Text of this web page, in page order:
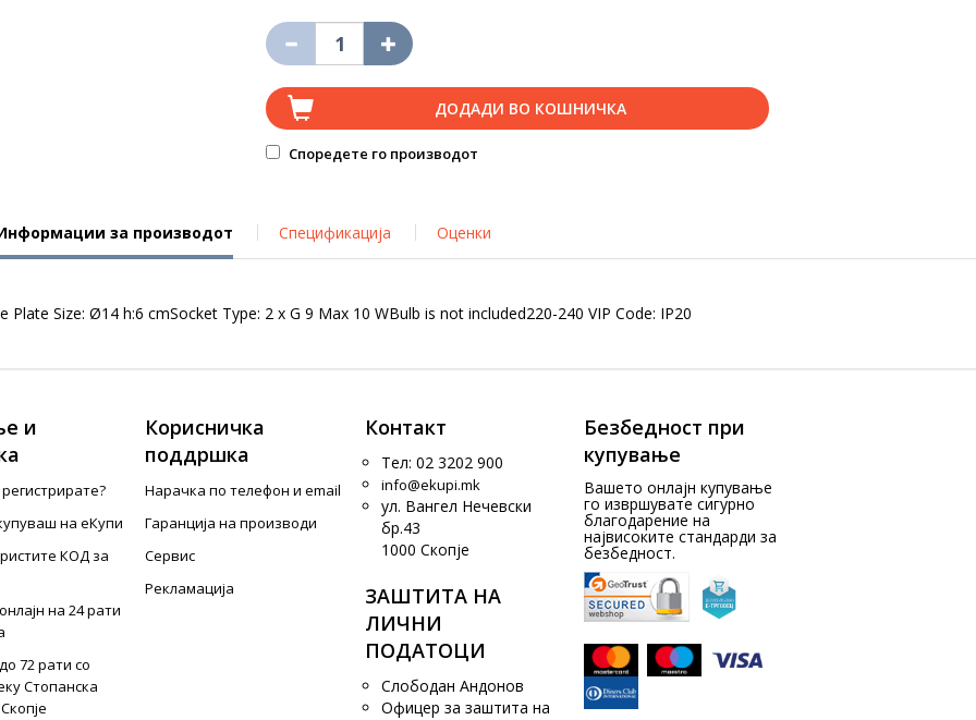
ДОДАДИ ВО КОШНИЧКА
Споредете го производот
за производот Спецификација Оценки
Size: Ø14 h:6 cmSocket Type: 2 x G 9 Max 10 WBulb is not included220-240 VIP Code: IP20
и
на еКупи
КОД за
на 24 рати
72 рати со
Стопанска
Корисничка
поддршка
Нарачка по телефон и еmail
Гаранција на производи
Сервис
Рекламација
Контакт
Тел: 02 3202 900
info@ekupi.mk
ул. Вангел Нечевски
бр.43
1000 Скопје
ЗАШТИТА НА
ЛИЧНИ
ПОДАТОЦИ
Слободан Андонов
Офицер за заштита на
Безбедност при
купување
Вашето онлајн купување
го извршувате сигурно
благодарение на
највисоките стандарди за
безбедност.